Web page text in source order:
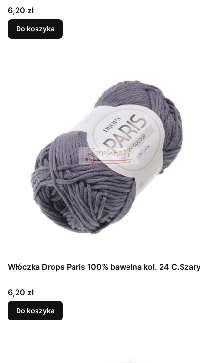
Cena
6,20 zł
Do koszyka
Włóczka Drops Paris 100% bawełna kol. 24 C.Szary
Cena
6,20 zł
Do koszyka